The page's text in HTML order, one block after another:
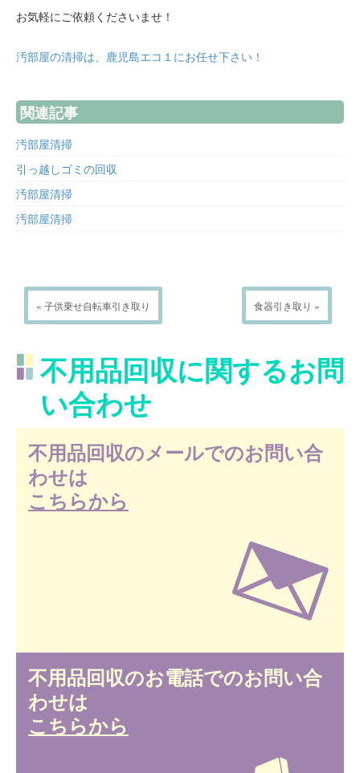
お気軽にご依頼くださいませ！
汚部屋の清掃は、鹿児島エコ１にお任せ下さい！
関連記事
汚部屋清掃
引っ越しゴミの回収
汚部屋清掃
汚部屋清掃
« 子供乗せ自転車引き取り 食器引き取り »
不用品回収に関するお問
い合わせ
不用品回収のメールでのお問い合
わせは
こちらから
不用品回収のお電話でのお問い合
わせは
こちらから